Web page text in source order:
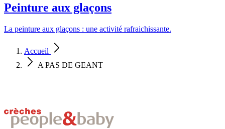
Peinture aux glaçons
La peinture aux glaçons : une activité rafraichissante.
Accueil
A PAS DE GEANT